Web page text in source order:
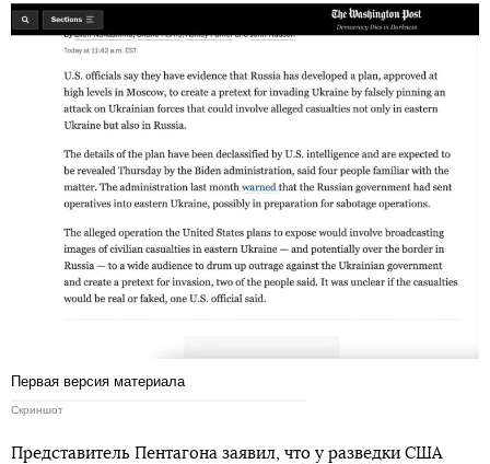
Первая версия материала
Скриншот
Представитель Пентагона заявил, что у разведки США